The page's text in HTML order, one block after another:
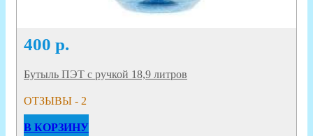
400 р.
Бутыль ПЭТ с ручкой 18,9 литров
ОТЗЫВЫ - 2
В КОРЗИНУ